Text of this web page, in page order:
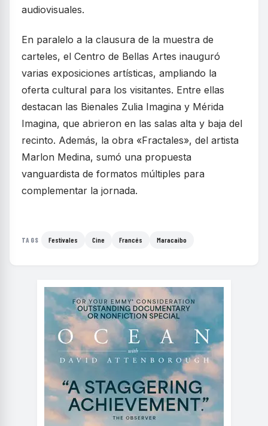
audiovisuales.
En paralelo a la clausura de la muestra de
carteles, el Centro de Bellas Artes inauguró
varias exposiciones artísticas, ampliando la
oferta cultural para los visitantes. Entre ellas
destacan las Bienales Zulia Imagina y Mérida
Imagina, que abrieron en las salas alta y baja del
recinto. Además, la obra «Fractales», del artista
Marlon Medina, sumó una propuesta
vanguardista de formatos múltiples para
complementar la jornada.
TAGS Festivales Cine Francés Maracaibo